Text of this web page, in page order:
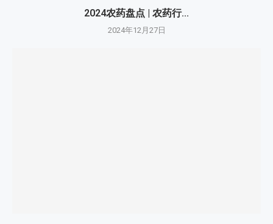
2024农药盘点 | 农药行...
2024年12月27日